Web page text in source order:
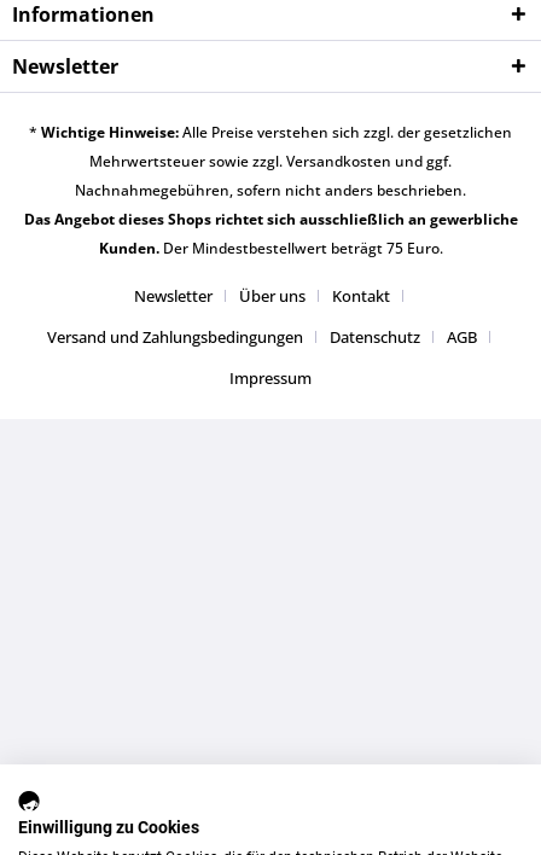
Informationen
Newsletter
* Wichtige Hinweise:Alle Preise verstehen sich zzgl. der gesetzlichen
Mehrwertsteuer sowie zzgl.Versandkosten und ggf.
Nachnahmegebühren, sofern nicht anders beschrieben.
Das Angebot dieses Shops richtet sich ausschließlich an gewerbliche
Kunden.Der Mindestbestellwert beträgt 75 Euro.
Newsletter Über uns
Kontakt
Versand und Zahlungsbedingungen
Datenschutz
AGB
Impressum
Einwilligung zu Cookies